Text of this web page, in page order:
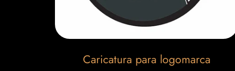
Caricatura para logomarca